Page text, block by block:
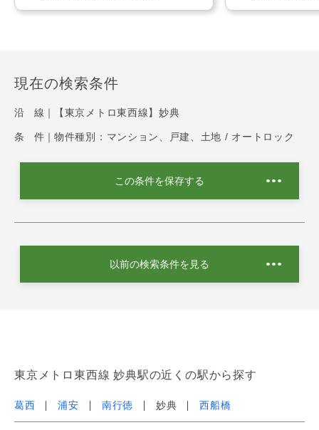
現在の検索条件
沿 線｜ 【東京メトロ東西線】妙典
条 件｜ 物件種別：マンション、戸建、土地 / オートロック
この条件を保存する
以前の検索条件を見る
東京メトロ東西線 妙典駅の近くの駅から探す
葛西 浦安 南行徳 妙典 西船橋